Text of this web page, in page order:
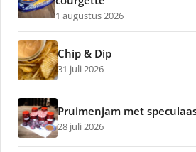
1 augustus 2026
Chip & Dip
31 juli 2026
Pruimenjam met
28 juli 2026